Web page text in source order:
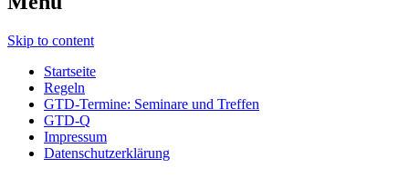
Skip to content
Startseite
Regeln
GTD-Termine: Seminare und Treffen
GTD-Q
Impressum
Datenschutzerklärung